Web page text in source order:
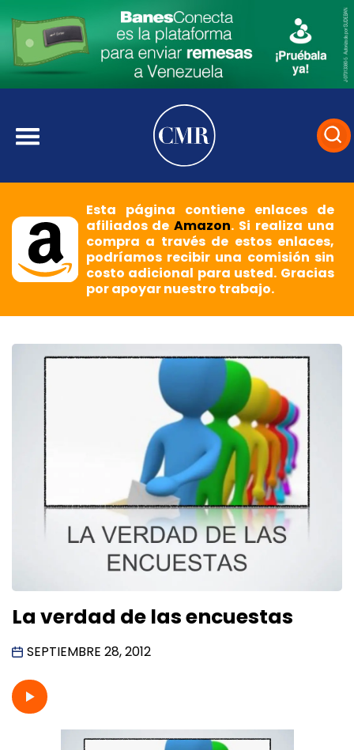
Esta página contiene enlaces de
afiliados deAmazon. Si realiza una
compra a través de estos enlaces,
podríamos recibir una comisión sin
costo adicional para usted. Gracias
por apoyar nuestro trabajo.
La verdad de las encuestas
SEPTIEMBRE 28, 2012